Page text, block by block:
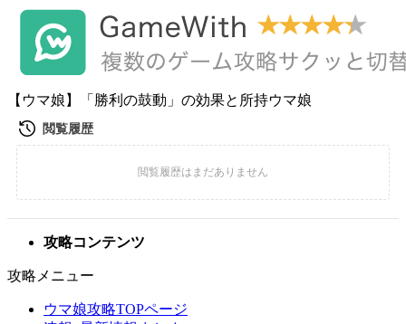
【ウマ娘】「勝利の鼓動」の効果と所持ウマ娘
攻略コンテンツ
攻略メニュー
ウマ娘攻略TOPページ